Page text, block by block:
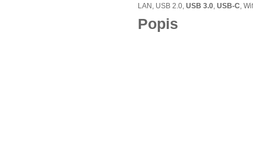
LAN, USB 2.0, USB 3.0, USB-C,
Popis